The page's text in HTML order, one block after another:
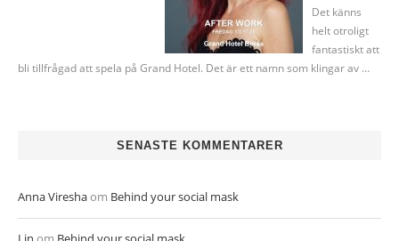
Det känns
helt otroligt
fantastiskt att
bli tillfrågad att spela på Grand Hotel. Det är ett namn som klingar av …
SENASTE KOMMENTARER
Anna Vireshaom Behind your social mask